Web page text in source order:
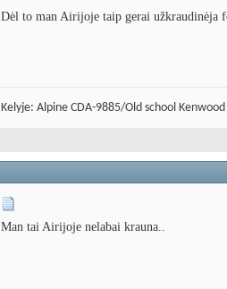
Dėl to man Airijoje taip gerai užkraudinėja
Kelyje: Alpine CDA-9885/Old school
Man tai Airijoje nelabai krauna..